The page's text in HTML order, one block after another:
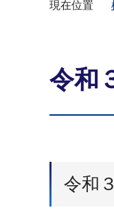
現在位置
令和
令和